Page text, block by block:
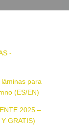
-
láminas para
(ES/EN)
2025 –
GRATIS)